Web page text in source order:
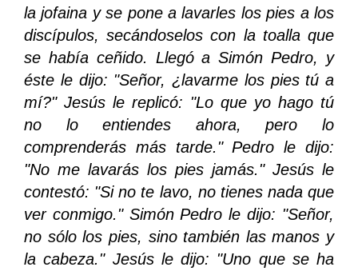
la jofaina y se pone a lavarles los pies a los
discípulos, secándoselos con la toalla que
se había ceñido. Llegó a Simón Pedro, y
éste le dijo: "Señor, ¿lavarme los pies tú a
mí?" Jesús le replicó: "Lo que yo hago tú
no lo entiendes ahora, pero lo
comprenderás más tarde." Pedro le dijo:
"No me lavarás los pies jamás." Jesús le
contestó: "Si no te lavo, no tienes nada que
ver conmigo." Simón Pedro le dijo: "Señor,
no sólo los pies, sino también las manos y
la cabeza." Jesús le dijo: "Uno que se ha